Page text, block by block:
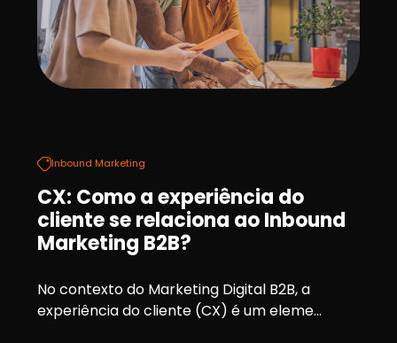
Inbound Marketing
CX: Como a experiência do
cliente se relaciona ao Inbound
Marketing B2B?
No contexto do Marketing Digital B2B, a
experiência do cliente (CX) é um eleme...